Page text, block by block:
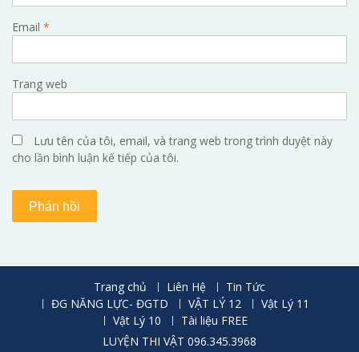
Email *
Trang web
Lưu tên của tôi, email, và trang web trong trình duyệt này
cho lần bình luận kế tiếp của tôi.
Trang chủ Liên Hệ
Tin Tức
ĐG NĂNG LỰC- ĐGTD
VẬT LÝ 12
Vật Lý 11
Vật Lý 10
Tài liệu FREE
LUYỆN THI VẬT 096.345.3968